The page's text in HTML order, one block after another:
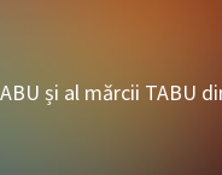
și al mărcii TABU